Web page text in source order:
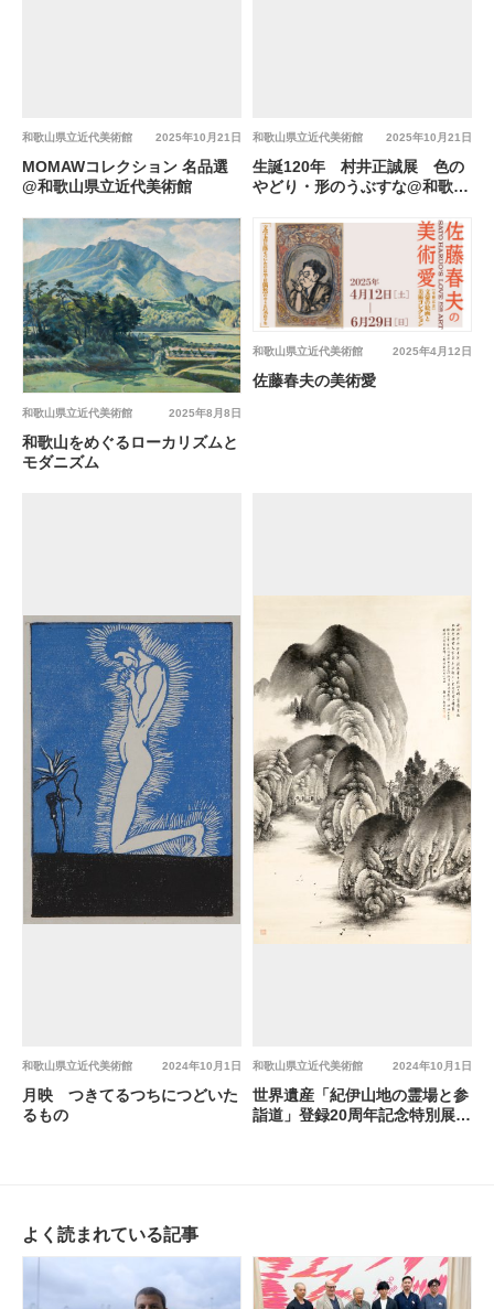
2025年10月21日
和歌山県立近代美術館
MOMAWコレクション 名品選
@和歌山県立近代美術館
2025年10月21日
和歌山県立近代美術館
生誕120年 村井正誠展 色の
やどり・形のうぶすな@和歌山
2025年8月8日
和歌山県立近代美術館
和歌山をめぐるローカリズムと
モダニズム
2025年4月12日
和歌山県立近代美術館
佐藤春夫の美術愛
2024年10月1日
和歌山県立近代美術館
月映 つきてるつちにつどいた
るもの
2024年10月1日
和歌山県立近代美術館
世界遺産「紀伊山地の霊場と参
詣道」登録20周年記念特別展
よく読まれている記事